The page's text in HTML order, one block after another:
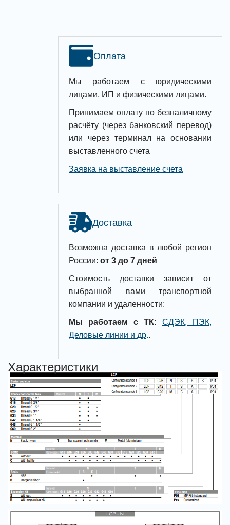
Оплата
Мы работаем с юридическими
лицами, ИП и физическими лицами.
Принимаем оплату по безналичному
расчёту (через банковский перевод)
или через терминал на основании
выставленного счета
Заявка на выставление счета
Доставка
Возможна доставка в любой регион
России: от 3 до 7 дней
Стоимость доставки зависит от
выбранной вами транспортной
компании и удаленности:
Мы работаем с ТК:
СДЭК, ПЭК,
Деловые линии и др..
Характеристики